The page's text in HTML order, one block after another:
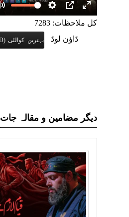
کل ملاحظات: 7283
ڈاؤن لوڈ
بہترین کوالٹی (HD)
دیگر مضامین و مقالہ جات